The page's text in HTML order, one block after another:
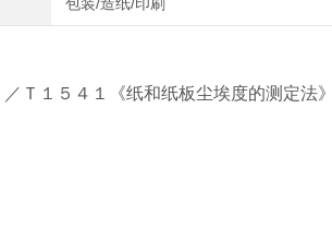
Ｔ１５４１《纸和纸板尘埃度的测定法